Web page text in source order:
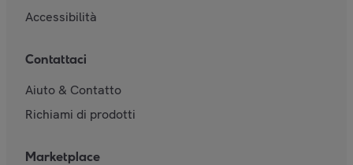
Accessibilità
Contattaci
Aiuto & Contatto
Richiami di prodotti
Marketplace